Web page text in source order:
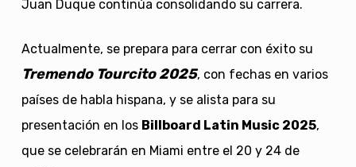
Juan Duque continúa consolidando su carrera.
Actualmente, se prepara para cerrar con éxito su
Tremendo Tourcito 2025, con fechas en varios
países de habla hispana, y se alista para su
presentación en los Billboard Latin Music 2025,
que se celebrarán en Miami entre el 20 y 24 de